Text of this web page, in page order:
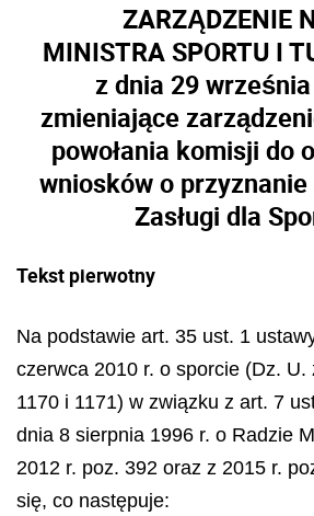
ZARZĄDZENIE
MINISTRA SPORTU I
z dnia 29
zmieniające
powołania komisji do
wniosków o przyznanie
Zasługi dla
Tekst pierwotny
Na podstawie art. 35 ust. 1
czerwca 2010 r. o sporcie (Dz. U.
1170 i 1171) w związku z art. 7
dnia 8 sierpnia 1996 r. o Radzie
2012 r. poz. 392 oraz z 2015 r.
się, co następuje: